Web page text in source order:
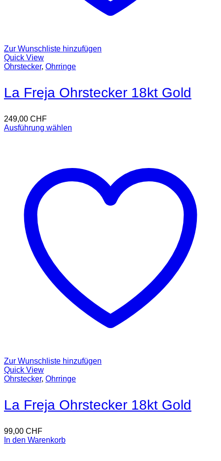
Zur Wunschliste hinzufügen
Quick View
Ohrstecker, Ohrringe
La Freja Ohrstecker 18kt Gold
249,00 CHF
Ausführung wählen
Zur Wunschliste hinzufügen
Quick View
Ohrstecker, Ohrringe
La Freja Ohrstecker 18kt Gold
99,00 CHF
In den Warenkorb